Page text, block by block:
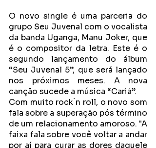
O novo single é uma parceria do
grupo Seu Juvenal com o vocalista
da banda Uganga, Manu Joker, que
é o compositor da letra. Este é o
segundo lançamento do álbum
“Seu Juvenal 5”, que será lançado
nos próximos meses. A nova
canção sucede a música “Cariá”.
Com muito rock ́n roll, o novo som
fala sobre a superação pós término
de um relacionamento amoroso. "A
faixa fala sobre você voltar a andar
por aí para curar as dores daquele